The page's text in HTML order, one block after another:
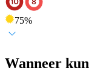
75%
Wanneer